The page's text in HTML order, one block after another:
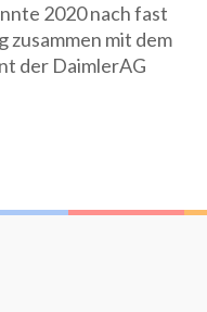
2020 nach fast
zusammen mit dem
der DaimlerAG